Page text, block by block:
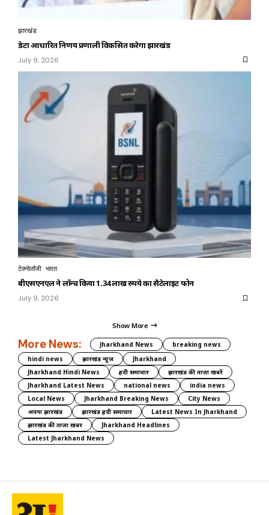
झारखंड
डेटा आधारित निर्णय प्रणाली विकसित करेगा झारखंड
July 9, 2026
टेक्नोलॉजी भारत
बीएसएनएल ने लॉन्च किया 1.34 लाख रुपये का सैटेलाइट फोन
July 9, 2026
Show More
More News: Jharkhand News
breaking news
hindi news
झारखंड न्यूज़
Jharkhand
Jharkhand Hindi News
हिंदी समाचार
झारखंड की ताज़ा खबरें
Jharkhand Latest News
national news
india news
Local News
Jharkhand Breaking News
City News
अपना झारखंड
झारखंड हिंदी समाचार
Latest News In Jharkhand
झारखंड की ताज़ा ख़बर
Jharkhand Headlines
Latest Jharkhand News